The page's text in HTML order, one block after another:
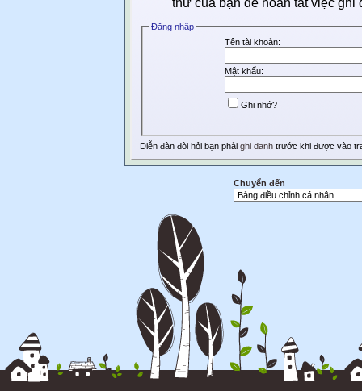
Ðăng nhập
Tên tài khoản:
Mật khẩu:
Ghi nhớ?
Diễn đàn đòi hỏi bạn phải ghi danh trước khi được vào
Chuyển đến